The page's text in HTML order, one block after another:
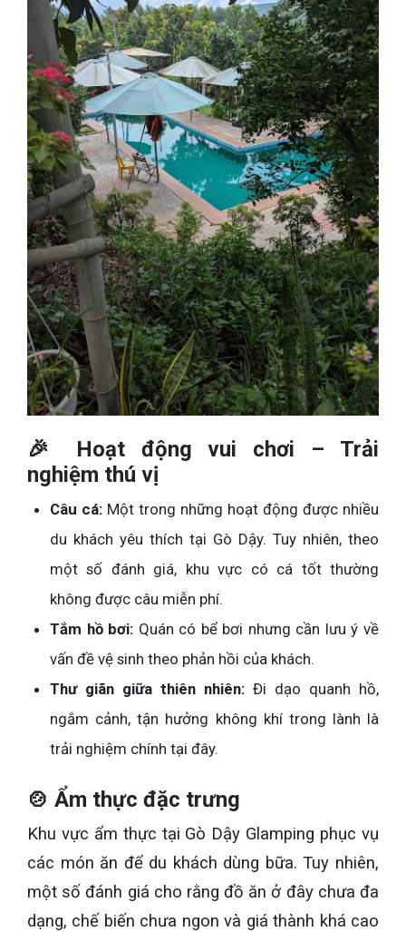
🎉 Hoạt động vui chơi – Trải
nghiệm thú vị
Câu cá: Một trong những hoạt động được nhiều
du khách yêu thích tại Gò Dậy. Tuy nhiên, theo
một số đánh giá, khu vực có cá tốt thường
không được câu miễn phí.
Tắm hồ bơi: Quán có bể bơi nhưng cần lưu ý về
vấn đề vệ sinh theo phản hồi của khách.
Thư giãn giữa thiên nhiên: Đi dạo quanh hồ,
ngắm cảnh, tận hưởng không khí trong lành là
trải nghiệm chính tại đây.
🍲 Ẩm thực đặc trưng
Khu vực ẩm thực tại Gò Dậy Glamping phục vụ
các món ăn để du khách dùng bữa. Tuy nhiên,
một số đánh giá cho rằng đồ ăn ở đây chưa đa
dạng, chế biến chưa ngon và giá thành khá cao